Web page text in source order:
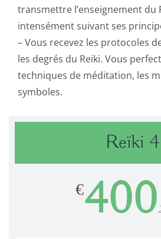
transmettre l’enseignement du
intensément suivant ses
– Vous recevez les protocoles
les degrés du Reiki. Vous
techniques de méditation, les
symboles.
Reïki 4
€400